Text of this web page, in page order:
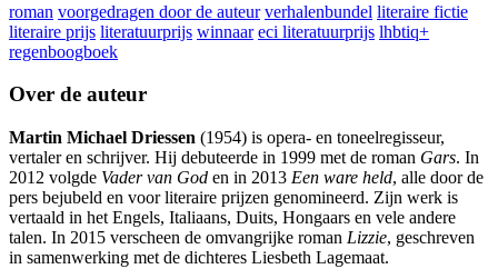
roman voorgedragen door de auteur verhalenbundel literaire fictie
literaire prijs literatuurprijs winnaar eci literatuurprijs lhbtiq+
regenboogboek
Over de auteur
Martin Michael Driessen (1954) is opera- en toneelregisseur,
vertaler en schrijver. Hij debuteerde in 1999 met de roman Gars. In
2012 volgde Vader van God en in 2013 Een ware held, alle door de
pers bejubeld en voor literaire prijzen genomineerd. Zijn werk is
vertaald in het Engels, Italiaans, Duits, Hongaars en vele andere
talen. In 2015 verscheen de omvangrijke roman Lizzie, geschreven
in samenwerking met de dichteres Liesbeth Lagemaat.